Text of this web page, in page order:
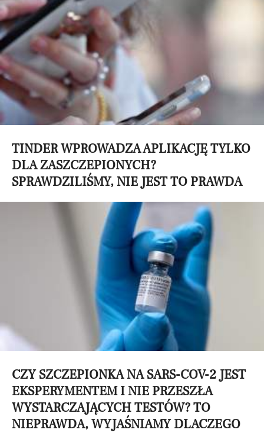
TINDER WPROWADZA APLIKACJĘ TYLKO
DLA ZASZCZEPIONYCH?
SPRAWDZILIŚMY, NIE JEST TO PRAWDA
CZY SZCZEPIONKA NA SARS-COV-2 JEST
EKSPERYMENTEM I NIE PRZESZŁA
WYSTARCZAJĄCYCH TESTÓW? TO
NIEPRAWDA, WYJAŚNIAMY DLACZEGO